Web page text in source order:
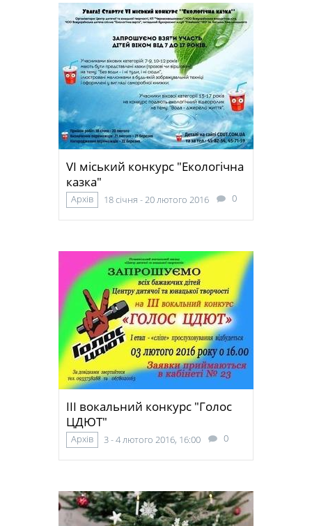
VI міський конкурс "Екологічна
казка"
Архів 18 січня - 20 лютого 2016 0
ІІІ вокальний конкурс "Голос
ЦДЮТ"
Архів 3 - 4 лютого 2016, 16:00 0